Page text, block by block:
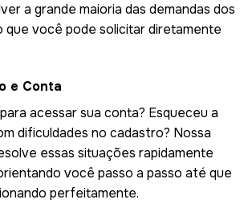
a grande maioria das demandas dos
que você pode solicitar diretamente
e Conta
acessar sua conta? Esqueceu a
dificuldades no cadastro? Nossa
essas situações rapidamente
você passo a passo até que
perfeitamente.